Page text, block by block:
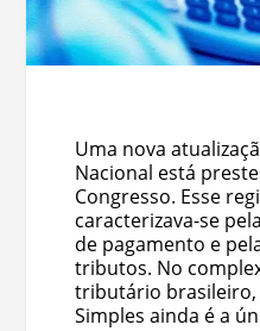
Uma nova
Nacional está
Congresso. Esse
caracterizava-se
de pagamento e
tributos. No
tributário brasileiro,
Simples ainda é a